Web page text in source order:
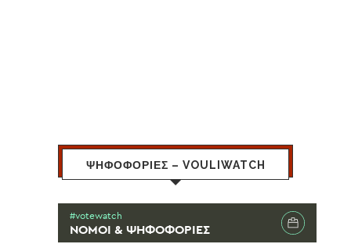
ΨΗΦΟΦΟΡΙΕΣ – VOULIWATCH